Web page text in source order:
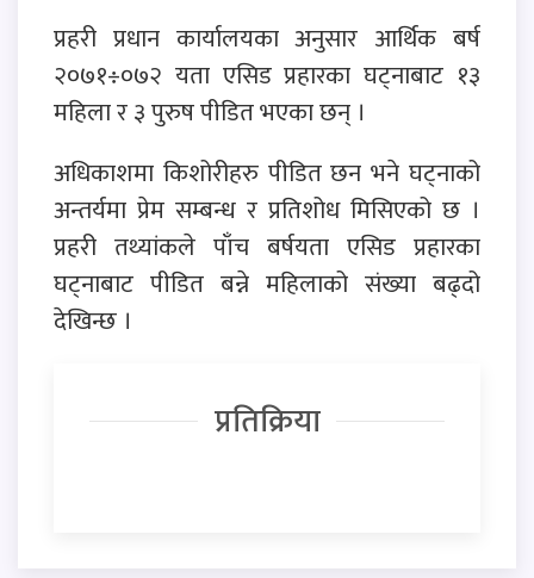
प्रहरी प्रधान कार्यालयका अनुसार आर्थिक बर्ष
२०७१÷०७२ यता एसिड प्रहारका घट्नाबाट १३
महिला र ३ पुरुष पीडित भएका छन् ।
अधिकाशमा किशोरीहरु पीडित छन भने घट्नाको
अन्तर्यमा प्रेम सम्बन्ध र प्रतिशोध मिसिएको छ ।
प्रहरी तथ्यांकले पाँच बर्षयता एसिड प्रहारका
घट्नाबाट पीडित बन्ने महिलाको संख्या बढ्दो
देखिन्छ ।
प्रतिक्रिया